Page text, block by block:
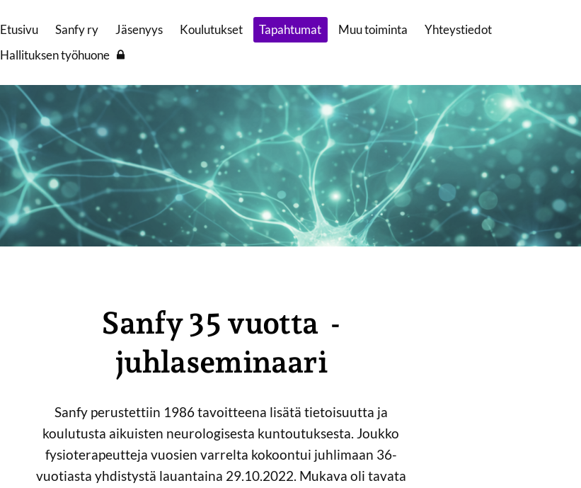
Etusivu Sanfy ry Jäsenyys Koulutukset Tapahtumat Muu toiminta
Yhteystiedot
Hallituksen työhuone
Sanfy 35 vuotta -
juhlaseminaari
Sanfy perustettiin 1986 tavoitteena lisätä tietoisuutta ja
koulutusta aikuisten neurologisesta kuntoutuksesta. Joukko
fysioterapeutteja vuosien varrelta kokoontui juhlimaan 36-
vuotiasta yhdistystä lauantaina 29.10.2022. Mukava oli tavata